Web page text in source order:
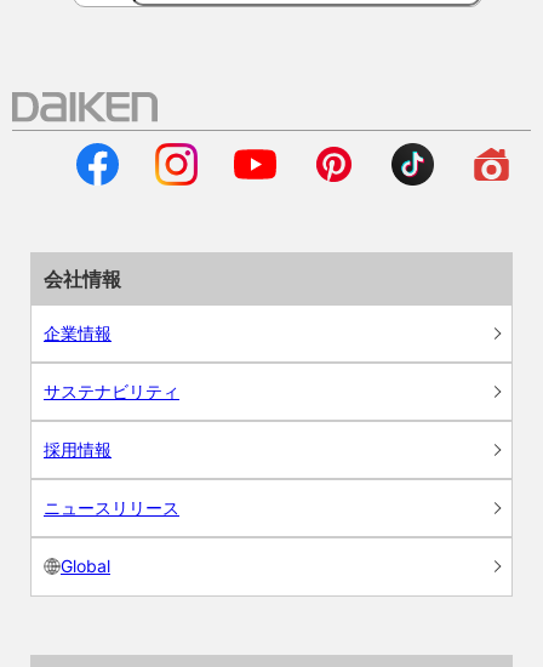
会社情報
企業情報
サステナビリティ
採用情報
ニュースリリース
Global